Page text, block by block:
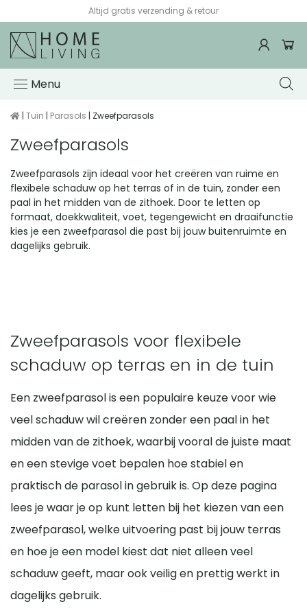
Altijd gratis verzending & retour
Menu
| Tuin | Parasols | Zweefparasols
Zweefparasols
Zweefparasols zijn ideaal voor het creëren van ruime en
flexibele schaduw op het terras of in de tuin, zonder een
paal in het midden van de zithoek. Door te letten op
formaat, doekkwaliteit, voet, tegengewicht en draaifunctie
kies je een zweefparasol die past bij jouw buitenruimte en
dagelijks gebruik.
Zweefparasols voor flexibele
schaduw op terras en in de tuin
Een zweefparasol is een populaire keuze voor wie
veel schaduw wil creëren zonder een paal in het
midden van de zithoek, waarbij vooral de juiste maat
en een stevige voet bepalen hoe stabiel en
praktisch de parasol in gebruik is. Op deze pagina
lees je waar je op kunt letten bij het kiezen van een
zweefparasol, welke uitvoering past bij jouw terras
en hoe je een model kiest dat niet alleen veel
schaduw geeft, maar ook veilig en prettig werkt in
dagelijks gebruik.